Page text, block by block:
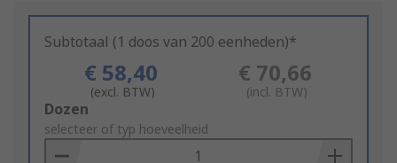
Subtotaal (1 doos van 200 eenheden)*
€ 58,40
(excl. BTW)
€ 70,66
(incl. BTW)
Add
to
Basket
Dozen
selecteer of typ hoeveelheid